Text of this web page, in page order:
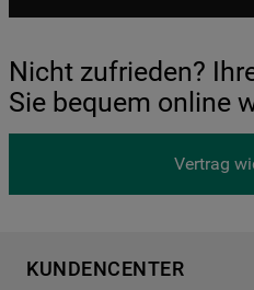
Nicht zufrieden?
Sie bequem online
Vertrag
KUNDENCENTER